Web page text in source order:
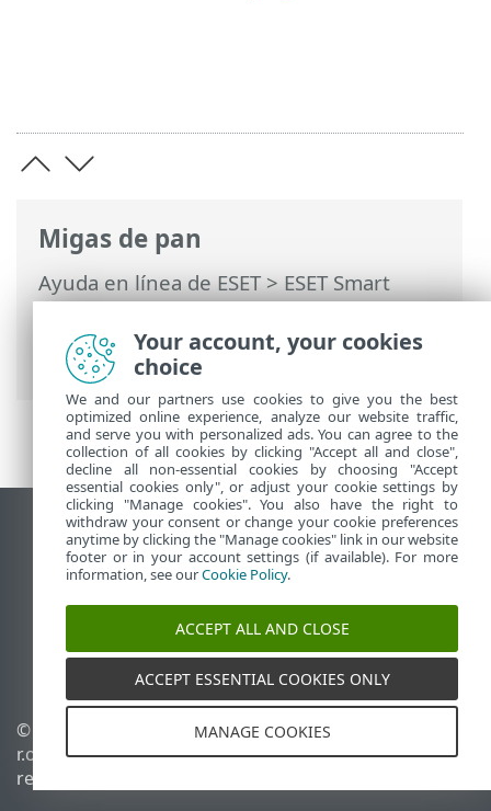
Migas de pan
Ayuda en línea de ESET>ESET Smart
Security Premium>Preguntas
frecuentes> Cómo actualizar ESET Smart
Security Premium
Ver sitio del escritorio
End of Life
Base de conocimiento de ESET
Foro de ESET
ESET Status Portal
Soporte regional
© 1992 - 2026 ESET, spol. s
r.o. - Todos los derechos
reservados.
Administrar perfiles
Política de cookies
Your account, your cookies
choice
We and our partners use cookies to give you the best
optimized online experience, analyze our website traffic,
and serve you with personalized ads. You can agree to the
collection of all cookies by clicking "Accept all and close",
decline all non-essential cookies by choosing "Accept
essential cookies only", or adjust your cookie settings by
clicking "Manage cookies". You also have the right to
withdraw your consent or change your cookie preferences
anytime by clicking the "Manage cookies" link in our website
footer or in your account settings (if available). For more
information, see ourCookie Policy.
ACCEPT ALL AND CLOSE
ACCEPT ESSENTIAL COOKIES ONLY
MANAGE COOKIES